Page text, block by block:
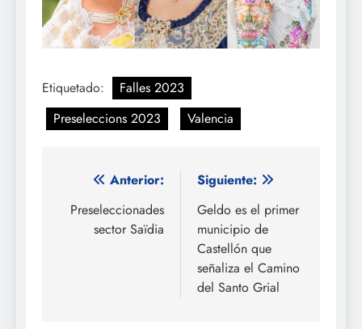
Etiquetado:
Falles 2023
Preseleccions 2023
Valencia
Navegación
de
entradas
Anterior:
Preseleccionades
sector Saïdia
Siguiente:
Geldo es el primer
municipio de
Castellón que
señaliza el Camino
del Santo Grial